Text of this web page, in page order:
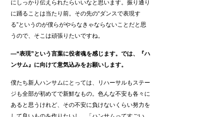
にしっかり伝えられたらいいなと思います。振り通り
に踊ることは当たり前。その先の“ダンスで表現す
る”というのが僕らがやらなきゃならないことだと思
うので、そこは頑張りたいですね。
―“表現”という言葉に役者魂を感じます。では、『ハ
ンサム』に向けて意気込みをお願いします。
僕たち新人ハンサムにとっては、リハーサルもステー
ジも全部が初めてで新鮮なもの。色んな不安も各々に
あると思うけれど、その不安に負けないくらい努力を